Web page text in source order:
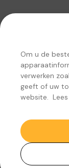
Om u de
verwerken
geeft of uw
website.